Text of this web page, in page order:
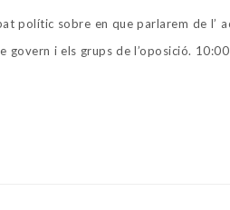
polític sobre en que parlarem de l’
i els grups de l’oposició. 10:00